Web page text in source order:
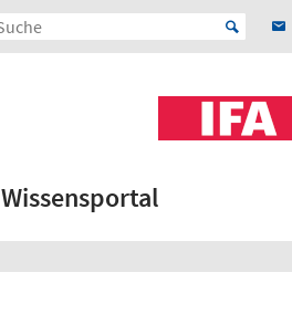
Wissensportal